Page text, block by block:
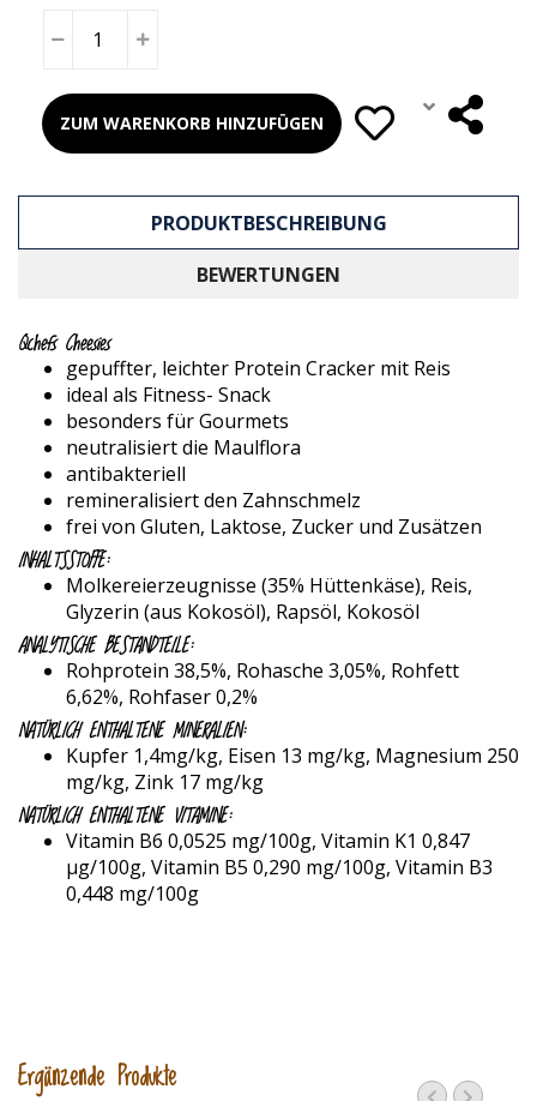
ZUM WARENKORB HINZUFÜGEN
PRODUKTBESCHREIBUNG
BEWERTUNGEN
Qchefs Cheesies
gepuffter, leichter Protein Cracker mit Reis
ideal als Fitness- Snack
besonders für Gourmets
neutralisiert die Maulflora
antibakteriell
remineralisiert den Zahnschmelz
frei von Gluten, Laktose, Zucker und Zusätzen
INHALTSSTOFFE:
Molkereierzeugnisse (35% Hüttenkäse), Reis,
Glyzerin (aus Kokosöl), Rapsöl, Kokosöl
ANALYTISCHE BESTANDTEILE:
Rohprotein 38,5%, Rohasche 3,05%, Rohfett
6,62%, Rohfaser 0,2%
NATÜRLICH ENTHALTENE MINERALIEN:
Kupfer 1,4mg/kg, Eisen 13 mg/kg, Magnesium 250
mg/kg, Zink 17 mg/kg
NATÜRLICH ENTHALTENE VITAMINE:
Vitamin B6 0,0525 mg/100g, Vitamin K1 0,847
µg/100g, Vitamin B5 0,290 mg/100g, Vitamin B3
0,448 mg/100g
Ergänzende Produkte